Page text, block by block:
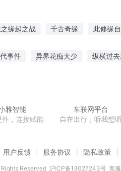
缘起之战 千古奇缘 此修缘
事件 异界花痴大少 纵横过
雅智能
件，连接赋能
车联网平台
自在出行，听我想
用户反馈 服务协议 隐私政策
Reserved 沪ICP备13027243号 客